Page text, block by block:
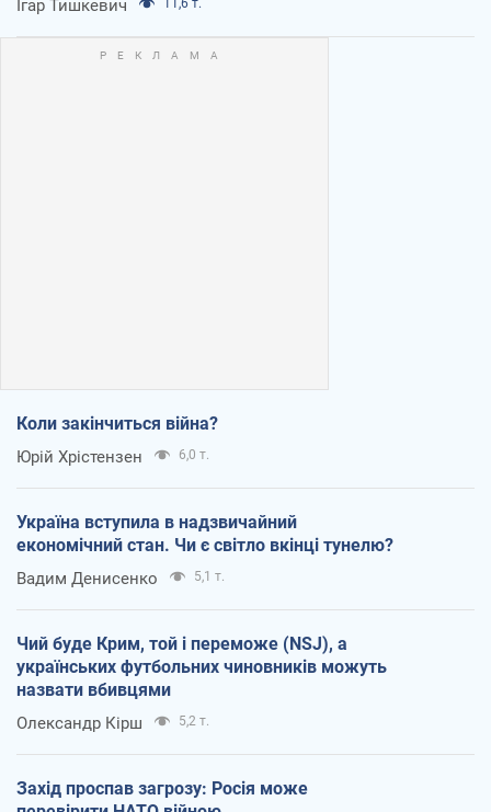
Ігар Тишкевич
Коли закінчиться війна?
Юрій Хрістензен 6,0 т.
Україна вступила в надзвичайний
економічний стан. Чи є світло вкінці тунелю?
Вадим Денисенко 5,1 т.
Чий буде Крим, той і переможе (NSJ), а
українських футбольних чиновників можуть
назвати вбивцями
Олександр Кірш 5,2 т.
Захід проспав загрозу: Росія може